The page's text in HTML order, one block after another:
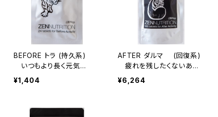
BEFORE トラ (持久系)
いつもより長く元気
に・・・ 24粒
¥1,404
AFTER ダルマ (回復系)
疲れを残したくないあな
たに・・・180粒
¥6,264